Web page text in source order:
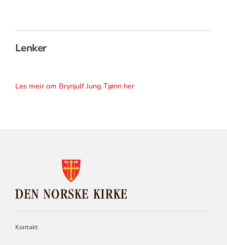
Lenker
Les meir om Brynjulf Jung Tjønn her
NORSKE
KIRKE
Kontakt